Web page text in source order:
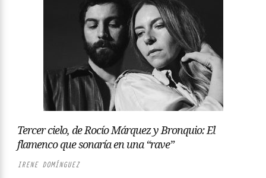
Tercer cielo, de Rocío Márquez y Bronquio: El
flamenco que sonaría en una “rave”
IRENE DOMÍNGUEZ